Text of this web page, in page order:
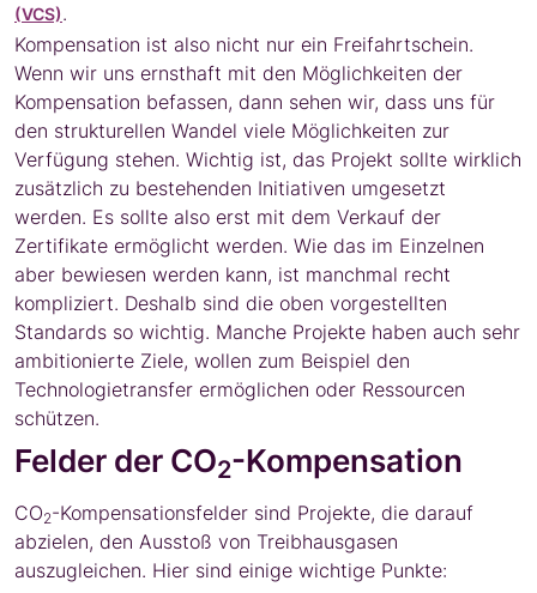
(VCS).
Kompensation ist also nicht nur ein Freifahrtschein.
Wenn wir uns ernsthaft mit den Möglichkeiten der
Kompensation befassen, dann sehen wir, dass uns für
den strukturellen Wandel viele Möglichkeiten zur
Verfügung stehen. Wichtig ist, das Projekt sollte wirklich
zusätzlich zu bestehenden Initiativen umgesetzt
werden. Es sollte also erst mit dem Verkauf der
Zertifikate ermöglicht werden. Wie das im Einzelnen
aber bewiesen werden kann, ist manchmal recht
kompliziert. Deshalb sind die oben vorgestellten
Standards so wichtig. Manche Projekte haben auch sehr
ambitionierte Ziele, wollen zum Beispiel den
Technologietransfer ermöglichen oder Ressourcen
schützen.
Felder der CO2-Kompensation
CO2-Kompensationsfelder sind Projekte, die darauf
abzielen, den Ausstoß von Treibhausgasen
auszugleichen. Hier sind einige wichtige Punkte: